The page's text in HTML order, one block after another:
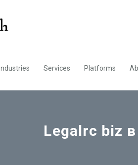
Industries Services Platforms
Legalrc biz